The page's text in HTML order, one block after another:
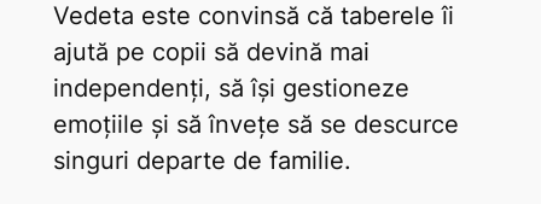
Vedeta este convinsă că taberele îi
ajută pe copii să devină mai
independenți, să își gestioneze
emoțiile și să învețe să se descurce
singuri departe de familie.